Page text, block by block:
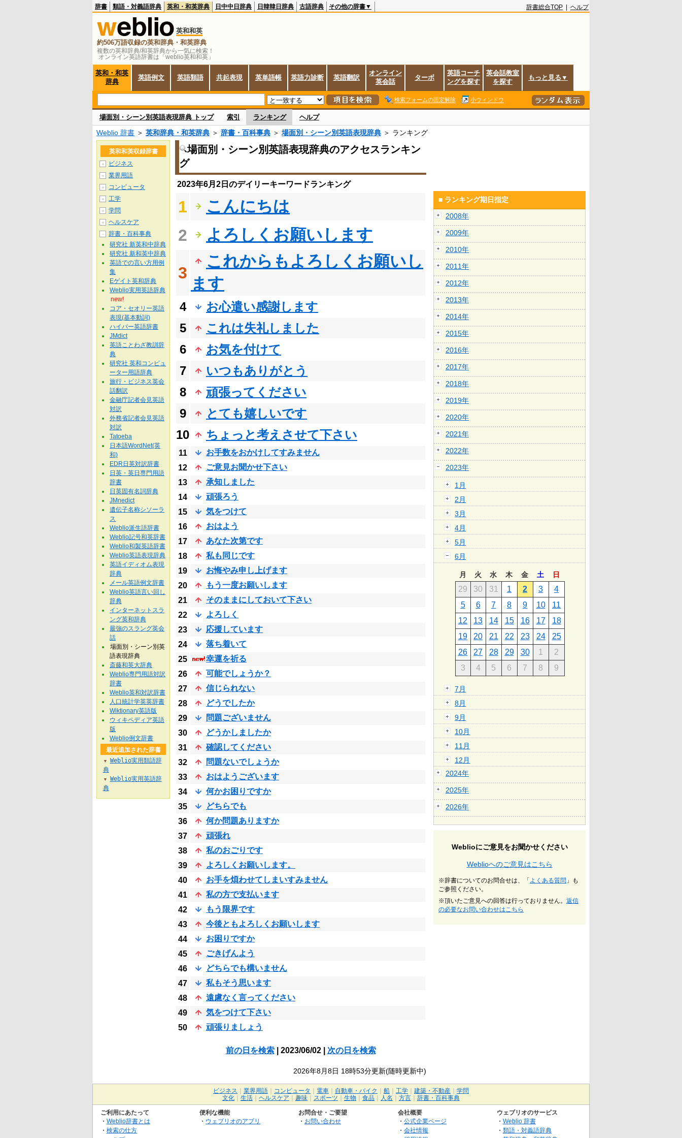
複数の英和辞典/和英辞典から一気に検索！
オンライン英語辞書は「weblio英和和英」
辞書 類語・対義語辞典 英和・和英辞典 日中中日辞典 日韓韓日辞典 古語辞典 その他の辞書▼ 辞書総合TOP ヘルプ
英和和英
約506万語収録の英和辞典・和英辞典
英和・和英
辞典
英語例文 英語類語 共起表現 英単語帳 英語力診断 英語翻訳
オンライン
英会話
ターボ
英語コーチ
ングを探す
英会話教室
を探す
もっと見る▼
検索フォームの固定解除 小ウィンドウ
場面別・シーン別英語表現辞典 トップ 索引 ランキング ヘルプ
Weblio 辞書 ＞ 英和辞典・和英辞典 ＞ 辞書・百科事典 ＞ 場面別・シーン別英語表現辞典 ＞ ランキング
場面別・シーン別英語表現辞典のアクセスランキン
グ
2023年6月2日のデイリーキーワードランキング
1
こんにちは
2
よろしくお願いします
3
これからもよろしくお願いし
ます
4
お心遣い感謝します
5
これは失礼しました
6
お気を付けて
7
いつもありがとう
8
頑張ってください
9
とても嬉しいです
10
ちょっと考えさせて下さい
11
お手数をおかけしてすみません
12
ご意見お聞かせ下さい
13
承知しました
14
頑張ろう
15
気をつけて
16
おはよう
17
あなた次第です
18
私も同じです
19
お悔やみ申し上げます
20
もう一度お願いします
21
そのままにしておいて下さい
22
よろしく
23
応援しています
24
落ち着いて
25
幸運を祈る
26
可能でしょうか？
27
信じられない
28
どうでしたか
29
問題ございません
30
どうかしましたか
31
確認してください
32
問題ないでしょうか
33
おはようございます
34
何かお困りですか
35
どちらでも
36
何か問題ありますか
37
頑張れ
38
私のおごりです
39
よろしくお願いします。
40
お手を煩わせてしまいすみません
41
私の方で支払います
42
もう限界です
43
今後ともよろしくお願いします
44
お困りですか
45
ごきげんよう
46
どちらでも構いません
47
私もそう思います
48
遠慮なく言ってください
49
気をつけて下さい
50
頑張りましょう
前の日を検索| 2023/06/02 | 次の日を検索
2026年8月8日 18時53分更新(随時更新中)
英和和英収録辞書
＋ ビジネス
＋ 業界用語
＋ コンピュータ
＋ 工学
＋ 学問
＋ ヘルスケア
－
辞書・百科事典
研究社 新英和中辞典
研究社 新和英中辞典
英語での言い方用例
集
Eゲイト英和辞典
Weblio実用英語辞典
new!
コア・セオリー英語
表現(基本動詞)
ハイパー英語辞書
JMdict
英語ことわざ教訓辞
典
研究社 英和コンピュ
ーター用語辞典
旅行・ビジネス英会
話翻訳
金融庁記者会見英語
対訳
外務省記者会見英語
対訳
Tatoeba
日本語WordNet(英
和)
EDR日英対訳辞書
日英・英日専門用語
辞書
日英固有名詞辞典
JMnedict
遺伝子名称シソーラ
ス
Weblio派生語辞書
Weblio記号和英辞書
Weblio和製英語辞書
Weblio英語表現辞典
英語イディオム表現
辞典
メール英語例文辞書
Weblio英語言い回し
辞典
インターネットスラ
ング英和辞典
最強のスラング英会
話
場面別・シーン別英
語表現辞典
斎藤和英大辞典
Weblio専門用語対訳
辞書
Weblio英和対訳辞書
人口統計学英英辞書
Wiktionary英語版
ウィキペディア英語
版
Weblio例文辞書
最近追加された辞書
▼
Weblio実用類語辞
典
▼
Weblio実用英語辞
典
■ ランキング期日指定
2008年
2009年
2010年
2011年
2012年
2013年
2014年
2015年
2016年
2017年
2018年
2019年
2020年
2021年
2022年
2023年
1月
2月
3月
4月
5月
6月
月 火 水 木 金 土 日
29 30 31 1 2 3
4
5
6 7 8 9 10
11
12
13 14 15 16 17
18
19
20 21 22 23 24
25
26
27 28 29 30 1
2
3
4 5 6 7 8 9
7月
8月
9月
10月
11月
12月
2024年
2025年
2026年
Weblioにご意見をお聞かせください
Weblioへのご意見はこちら
※辞書についてのお問合せは、「 よくある質問 」も
ご参照ください。
※頂いたご意見への回答は行っておりません。 返信
の必要なお問い合わせはこちら
ビジネス 業界用語 コンピュータ 電車 自動車・バイク 船 工学 建築・不動産
学問
文化
生活 ヘルスケア 趣味 スポーツ 生物 食品 人名 方言 辞書・百科事典
ご利用にあたって
・ Weblio辞書とは
・ 検索の仕方
便利な機能
・ ウェブリオのアプリ
お問合せ・ご要望
・ お問い合わせ
会社概要
・ 公式企業ページ
・ 会社情報
ウェブリオのサービス
・ Weblio 辞書
・ 類語・対義語辞典